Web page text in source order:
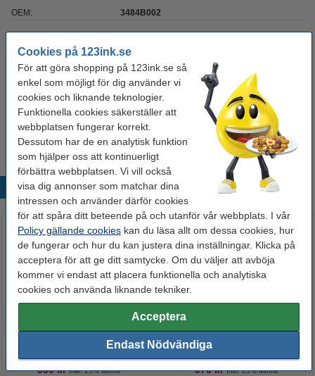
Cookies på 123ink.se
För att göra shopping på 123ink.se så
enkel som möjligt för dig använder vi
cookies och liknande teknologier.
Funktionella cookies säkerställer att
webbplatsen fungerar korrekt.
Dessutom har de en analytisk funktion
som hjälper oss att kontinuerligt
förbättra webbplatsen. Vi vill också
visa dig annonser som matchar dina
intressen och använder därför cookies
för att spåra ditt beteende på och utanför vår webbplats. I vår
Policy gällande cookies kan du läsa allt om dessa cookies, hur
de fungerar och hur du kan justera dina inställningar. Klicka på
acceptera för att ge ditt samtycke. Om du väljer att avböja
kommer vi endast att placera funktionella och analytiska
cookies och använda liknande tekniker.
Acceptera
Endast Nödvändiga
OEM: 3484B002
Nummer: 3484B002
Vi råder er att beställa denna produkt istället för originalprodukten!
Populära produkter
300 kr Inkl. 25% Moms
toner hög kapacitet
570 kr Inkl. 25% Moms